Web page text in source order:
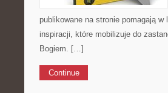
publikowane na stronie pomagają w
inspiracji, które mobilizuje do
Bogiem. […]
Continue